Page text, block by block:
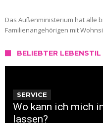
Das Außenministerium hat alle
Familienangehörigen mit
BELIEBTER LEBENSTIL
SERVICE
Wo kann ich mich
lassen?